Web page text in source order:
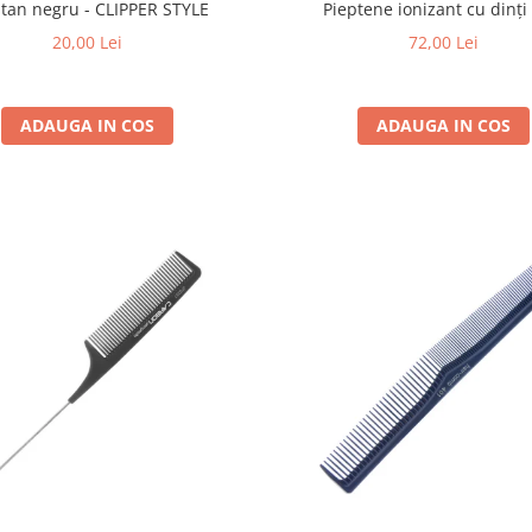
negru - CLIPPER STYLE
20,00 Lei
ADAUGA IN COS
Pieptene ionizant cu dinți
72,00 Lei
ADAUGA IN COS